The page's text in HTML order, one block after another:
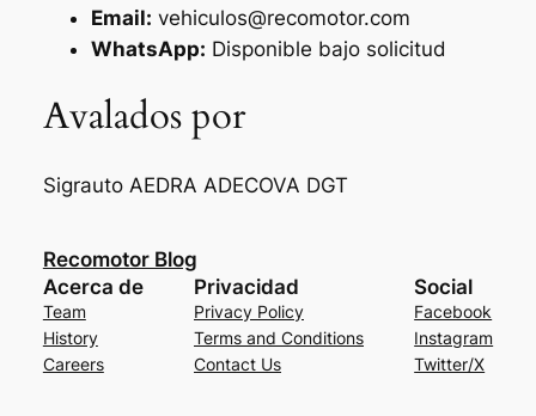
Email: vehiculos@recomotor.com
WhatsApp: Disponible bajo solicitud
Avalados por
Sigrauto AEDRA ADECOVA DGT
Recomotor Blog
Acerca de
Team
History
Careers
Privacidad
Privacy Policy
Terms and Conditions
Contact Us
Social
Facebook
Instagram
Twitter/X